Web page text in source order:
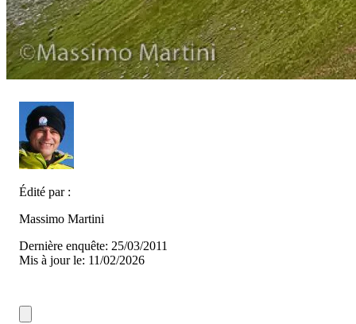
Édité par :
Massimo Martini
Dernière enquête: 25/03/2011
Mis à jour le: 11/02/2026